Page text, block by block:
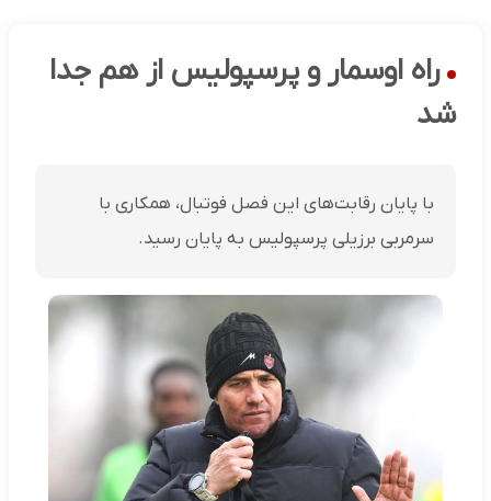
راه اوسمار و پرسپولیس از هم جدا
شد
با پایان رقابت‌های این فصل فوتبال، همکاری با
سرمربی برزیلی پرسپولیس به پایان رسید.